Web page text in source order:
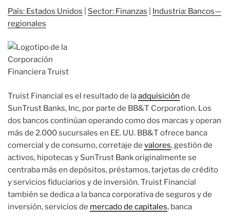
País: Estados Unidos Sector: Finanzas
Industria: Bancos—
regionales
Truist Financial es el resultado de laadquisición de
SunTrust Banks, Inc, por parte de BB&T Corporation. Los
dos bancos continúan operando como dos marcas y operan
más de 2.000 sucursales en EE. UU. BB&T ofrece banca
comercial y de consumo, corretaje de valores, gestión de
activos, hipotecas y SunTrust Bank originalmente se
centraba más en depósitos, préstamos, tarjetas de crédito
y servicios fiduciarios y de inversión. Truist Financial
también se dedica a la banca corporativa de seguros y de
inversión, servicios de mercado de capitales, banca